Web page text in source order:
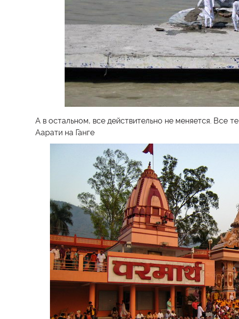
А в остальном, все действительно не меняется. Все
Аарати на Ганге